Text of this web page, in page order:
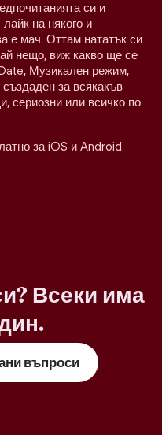
си и
на някого и
е мач. Оттам нататък си
нещо, виж какво ще се
Музикален режим,
за всякакъв
сериозни или всичко по
за iOS и Android.
Всеки има
въпроси